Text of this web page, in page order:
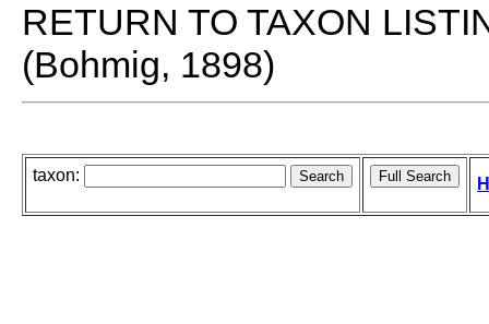
RETURN TO TAXON
(Bohmig, 1898)
taxon: